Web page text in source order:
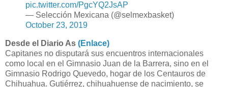
pic.twitter.com/PgcYQ2JsAP
— Selección Mexicana (@selmexbasket)
October 23, 2019
Desde el Diario As (Enlace)
Capitanes no disputará sus encuentros internacionales
como local en el Gimnasio Juan de la Barrera, sino en el
Gimnasio Rodrigo Quevedo, hogar de los Centauros de
Chihuahua. Gutiérrez, chihuahuense de nacimiento, se